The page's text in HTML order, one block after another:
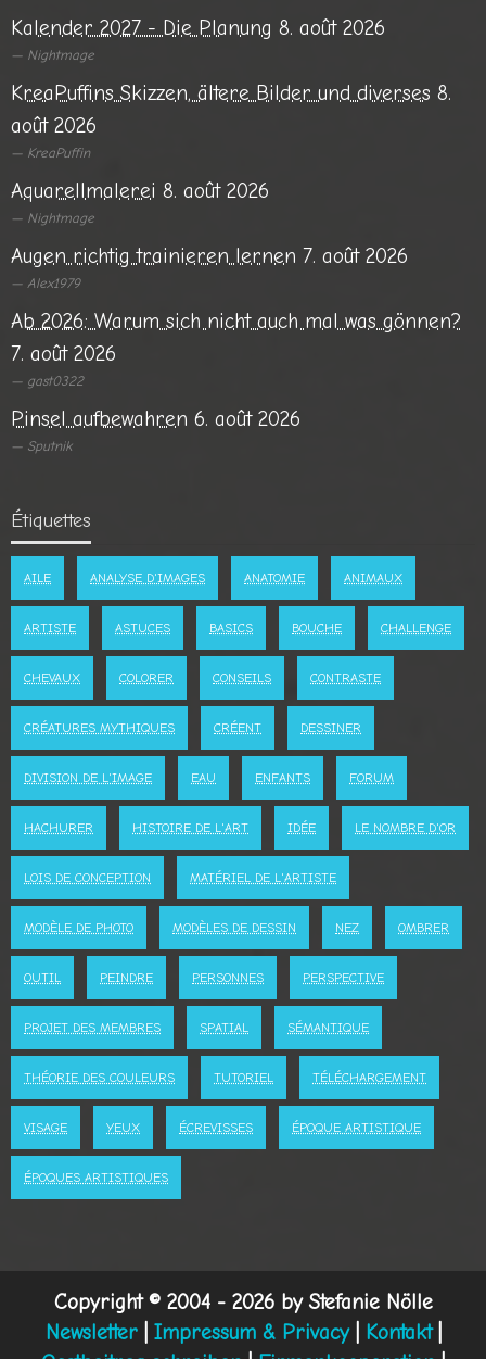
Kalender 2027 - Die Planung 8. août 2026
Nightmage
KreaPuffins Skizzen, ältere Bilder und diverses 8.
août 2026
KreaPuffin
Aquarellmalerei 8. août 2026
Nightmage
Augen richtig trainieren lernen 7. août 2026
Alex1979
Ab 2026: Warum sich nicht auch mal was gönnen?
7. août 2026
gast0322
Pinsel aufbewahren 6. août 2026
Sputnik
Étiquettes
AILE ANALYSE D'IMAGES ANATOMIE ANIMAUX
ARTISTE ASTUCES BASICS BOUCHE CHALLENGE
CHEVAUX COLORER CONSEILS CONTRASTE
CRÉATURES MYTHIQUES CRÉENT DESSINER
DIVISION DE L'IMAGE EAU ENFANTS FORUM
HACHURER HISTOIRE DE L'ART IDÉE LE NOMBRE D'OR
LOIS DE CONCEPTION MATÉRIEL DE L'ARTISTE
MODÈLE DE PHOTO MODÈLES DE DESSIN NEZ OMBRER
OUTIL PEINDRE PERSONNES PERSPECTIVE
PROJET DES MEMBRES SPATIAL SÉMANTIQUE
THÉORIE DES COULEURS TUTORIEL TÉLÉCHARGEMENT
VISAGE YEUX ÉCREVISSES ÉPOQUE ARTISTIQUE
ÉPOQUES ARTISTIQUES
Copyright © 2004 - 2026 by Stefanie Nölle
Newsletter| Impressum & Privacy| Kontakt|